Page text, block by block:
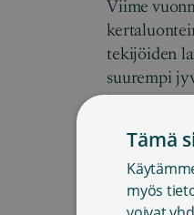
Viime
tekijöiden
suurempi
korvausta.
vuodelle
Tämä
myös